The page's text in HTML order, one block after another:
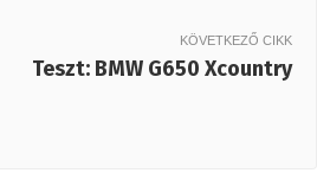
KÖVETKEZŐ CIKK
Teszt: BMW G650 Xcountry